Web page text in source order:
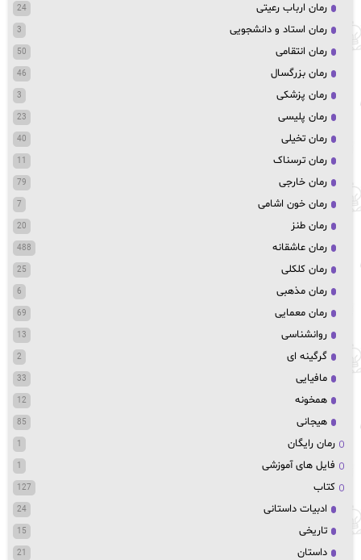
رمان ارباب رعیتی 24
رمان استاد و دانشجویی 3
رمان انتقامی 50
رمان بزرگسال 46
رمان پزشکی 3
رمان پلیسی 23
رمان تخیلی 40
رمان ترسناک 11
رمان خارجی 79
رمان خون اشامی 7
رمان طنز 20
رمان عاشقانه 488
رمان کلکلی 25
رمان مذهبی 6
رمان معمایی 69
روانشناسی 13
گرگینه ای 2
مافیایی 33
همخونه 12
هیجانی 85
رمان رایگان 1
فایل های آموزشی 1
کتاب 127
ادبیات داستانی 24
تاریخی 15
داستان 21